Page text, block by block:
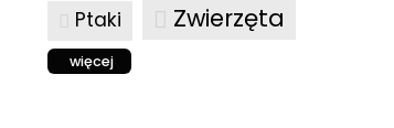
Ptaki Zwierzęta
więcej